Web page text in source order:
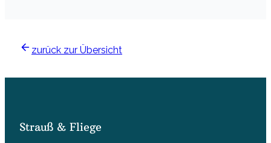
zurück zur Übersicht
Strauß & Fliege